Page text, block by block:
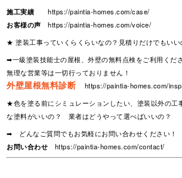
施工実績
https://paintia-homes.com/case/
お客様の声
https://paintia-homes.com/voice/
★ 塗装工事っていくらくらいなの？見積りだけでもいい
➡一級塗装技能士の屋根、外壁の無料点検をご利用くだ
無理な営業等は一切行っておりません！
外壁屋根無料診断
https://paintia-homes.com/
★色を塗る前にシミュレーションしたい、塗装以外の
な塗料がいいの？ 業者はどうやって選べばいいの？
➡ どんなご質問でもお気軽にお問い合わせください！
お問い合わせ
https://paintia-homes.com/contact/